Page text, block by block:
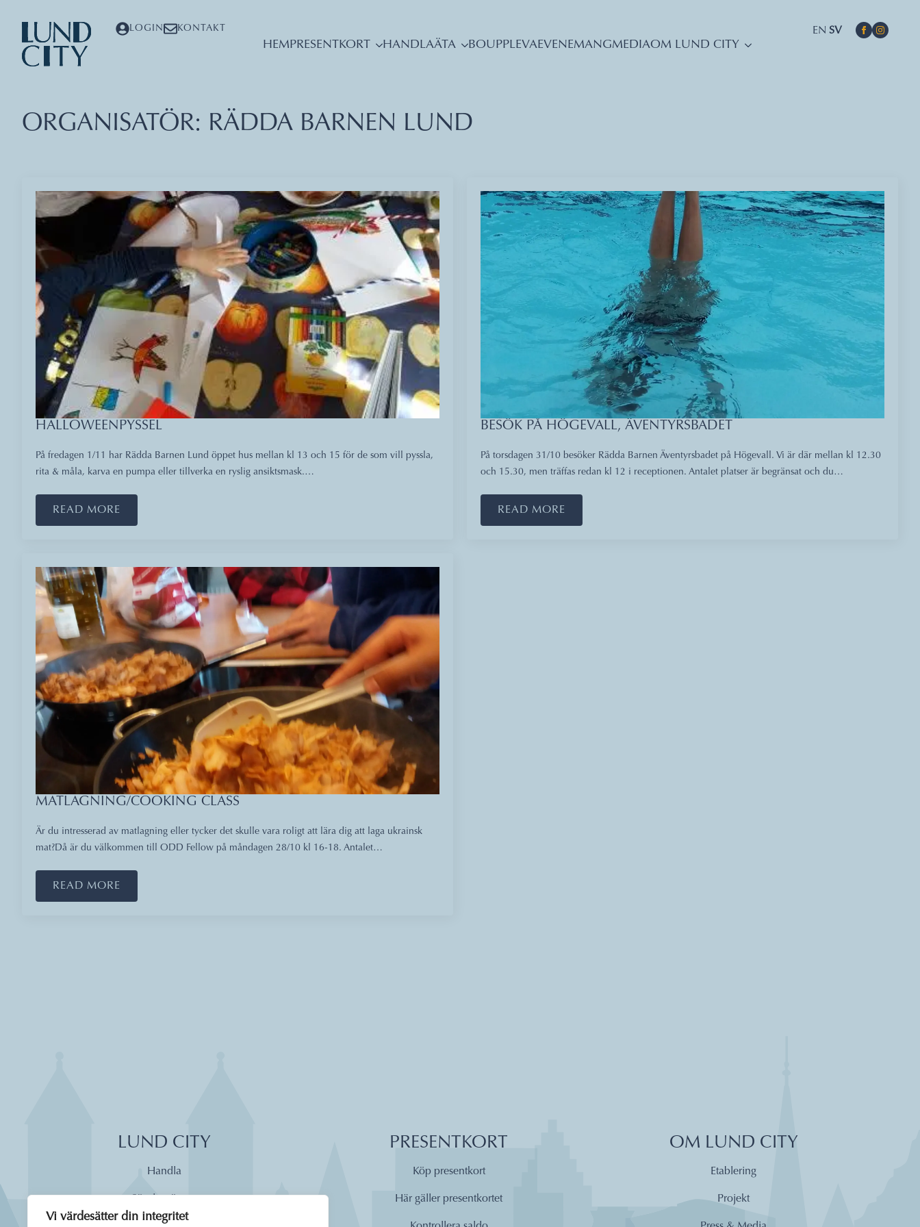
Vi värdesätter din integritet
LOGIN KONTAKT EN SV
HEMPRESENTKORT HANDLAÄTA BOUPPLEVAEVENEMANGMEDIAOM LUND CITY
ORGANISATÖR: RÄDDA BARNEN LUND
HALLOWEENPYSSEL
På fredagen 1/11 har Rädda Barnen Lund öppet hus mellan kl 13 och 15 för de som vill pyssla,
rita & måla, karva en pumpa eller tillverka en ryslig ansiktsmask.…
READ MORE
BESÖK PÅ HÖGEVALL, ÄVENTYRSBADET
På torsdagen 31/10 besöker Rädda Barnen Äventyrsbadet på Högevall. Vi är där mellan kl 12.30
och 15.30, men träffas redan kl 12 i receptionen. Antalet platser är begränsat och du…
READ MORE
MATLAGNING/COOKING CLASS
Är du intresserad av matlagning eller tycker det skulle vara roligt att lära dig att laga ukrainsk
mat?Då är du välkommen till ODD Fellow på måndagen 28/10 kl 16-18. Antalet…
READ MORE
LUND CITY
Handla
PRESENTKORT
Köp presentkort
Här gäller presentkortet
OM LUND CITY
Etablering
Projekt